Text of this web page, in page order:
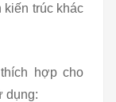
trúc khác
hợp cho
dụng: